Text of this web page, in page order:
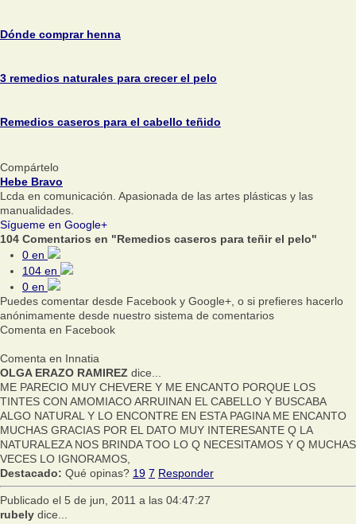
Dónde comprar henna
3 remedios naturales para crecer el pelo
Remedios caseros para el cabello teñido
Compártelo
Hebe Bravo
Lcda en comunicación. Apasionada de las artes plásticas y las
manualidades.
Sígueme en Google+
104 Comentarios en "Remedios caseros para teñir el pelo"
0 en
104 en
0 en
Puedes comentar desde Facebook y Google+, o si prefieres hacerlo
anónimamente desde nuestro sistema de comentarios
Comenta en Facebook
Comenta en Innatia
OLGA ERAZO RAMIREZ dice...
ME PARECIO MUY CHEVERE Y ME ENCANTO PORQUE LOS
TINTES CON AMOMIACO ARRUINAN EL CABELLO Y BUSCABA
ALGO NATURAL Y LO ENCONTRE EN ESTA PAGINA ME ENCANTO
MUCHAS GRACIAS POR EL DATO MUY INTERESANTE Q LA
NATURALEZA NOS BRINDA TOO LO Q NECESITAMOS Y Q MUCHAS
VECES LO IGNORAMOS,
Destacado: Qué opinas? 19 7 Responder
Publicado el 5 de jun, 2011 a las 04:47:27
rubely dice...